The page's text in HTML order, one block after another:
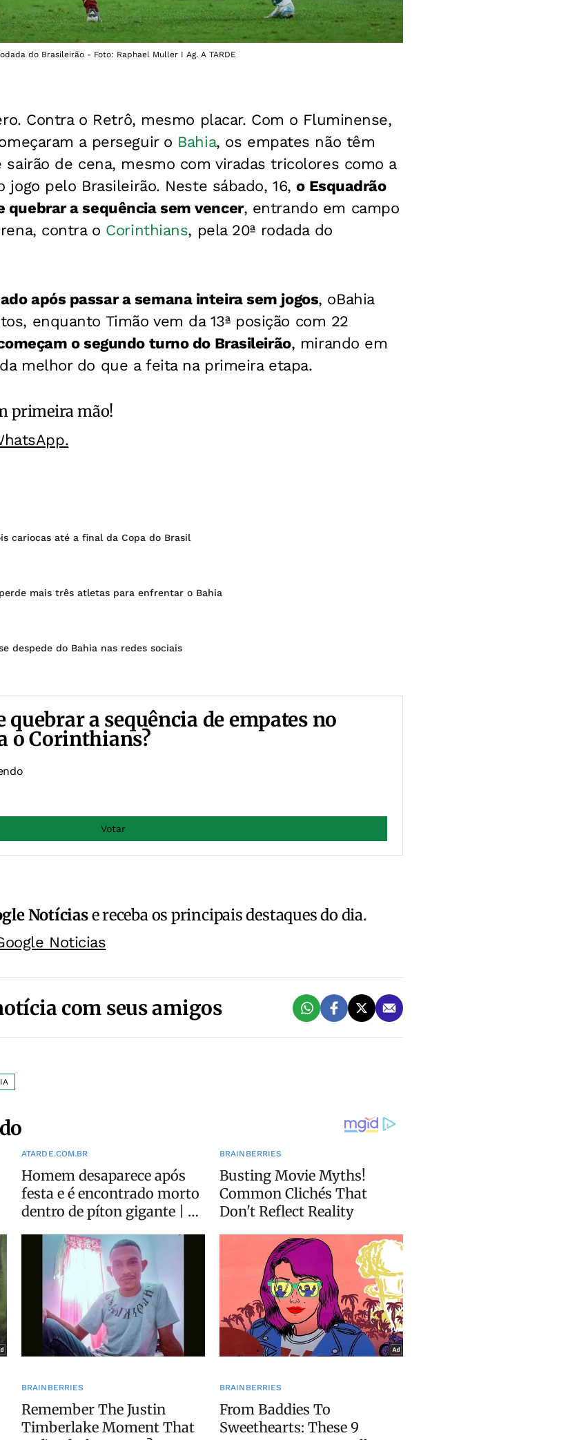
do Brasileirão - Foto: Raphael Muller I Ag. A TARDE
Contra o Retrô, mesmo placar. Com o Fluminense,
a perseguir o Bahia, os empates não têm
de cena, mesmo com viradas tricolores como a
pelo Brasileirão. Neste sábado, 16,o Esquadrão
quebrar a sequência sem vencer, entrando em campo
contra o Corinthians, pela 20ª rodada do
após passar a semana inteira sem jogos, oBahia
enquanto Timão vem da 13ª posição com 22
o segundo turno do Brasileirão, mirando em
melhor do que a feita na primeira etapa.
primeira mão!
cariocas até a final da Copa do Brasil
mais três atletas para enfrentar o Bahia
despede do Bahia nas redes sociais
quebrar a sequência de empates no
o Corinthians?
Votar
Notíciase receba os principais destaques do dia.
Noticias
com seus amigos